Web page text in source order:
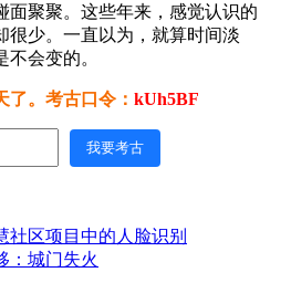
面聚聚。这些年来，感觉认识的
很少。一直以为，就算时间淡
会变的。
了。考古口令： kUh5BF
我要考古
社区项目中的人脸识别
：城门失火